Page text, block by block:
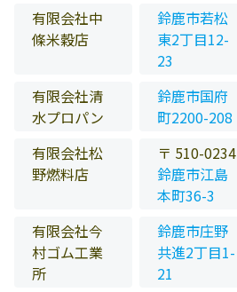
有限会社中
條米穀店
鈴鹿市若松
東2丁目12-
23
有限会社清
水プロパン
鈴鹿市国府
町2200-208
有限会社松
野燃料店
〒 510-0234
鈴鹿市江島
本町36-3
有限会社今
村ゴム工業
所
鈴鹿市庄野
共進2丁目1-
21